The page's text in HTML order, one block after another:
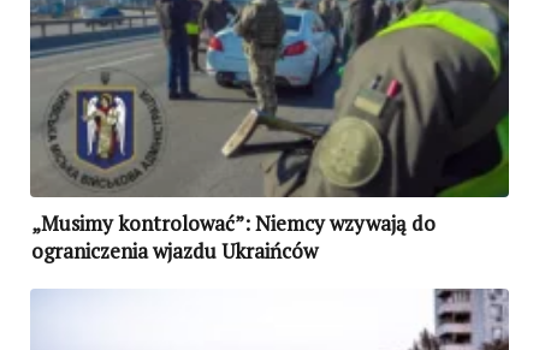
„Musimy kontrolować”: Niemcy wzywają do
ograniczenia wjazdu Ukraińców